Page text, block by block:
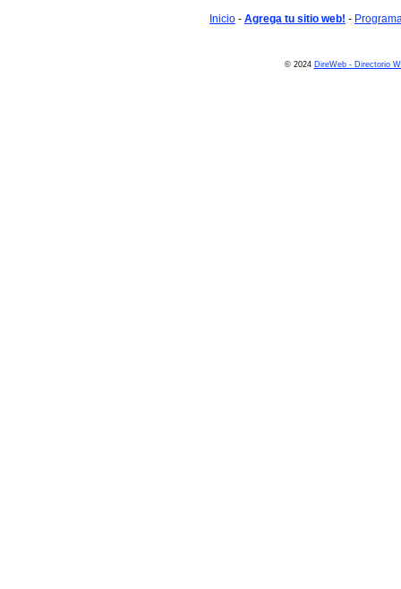
Inicio - Agrega tu sitio web! -
© 2024 DireWeb - Directorio